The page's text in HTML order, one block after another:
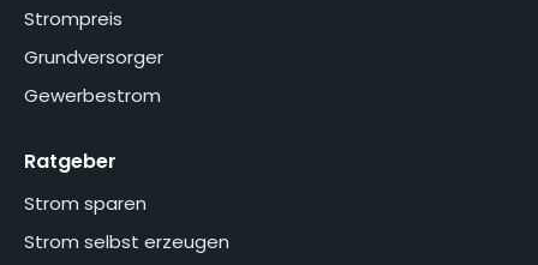
Strompreis
Grundversorger
Gewerbestrom
Ratgeber
Strom sparen
Strom selbst erzeugen